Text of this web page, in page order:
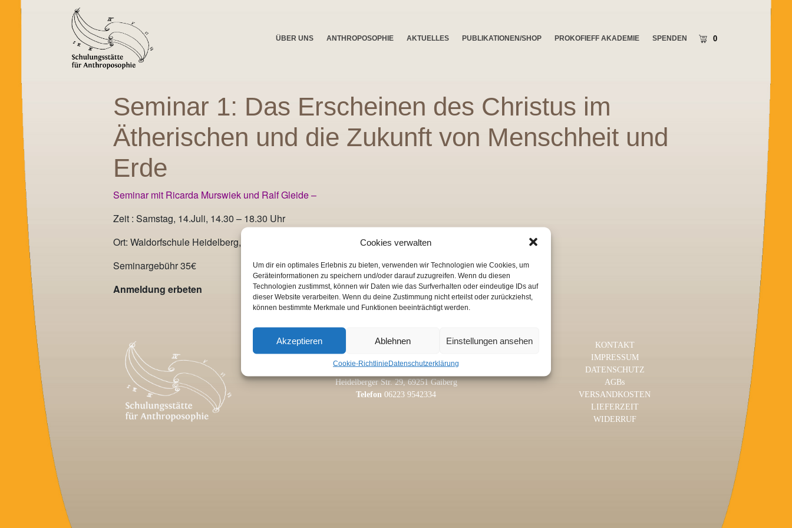
Cookies verwalten
Um dir ein optimales Erlebnis zu bieten, verwenden wir Technologien wie Cookies, um
Geräteinformationen zu speichern und/oder darauf zuzugreifen. Wenn du diesen
Technologien zustimmst, können wir Daten wie das Surfverhalten oder eindeutige IDs auf
dieser Website verarbeiten. Wenn du deine Zustimmung nicht erteilst oder zurückziehst,
können bestimmte Merkmale und Funktionen beeinträchtigt werden.
Akzeptieren Ablehnen Einstellungen ansehen
Cookie-RichtlinieDatenschutzerklärung
ÜBER UNS ANTHROPOSOPHIE AKTUELLES PUBLIKATIONEN/SHOP PROKOFIEFF AKADEMIE SPENDEN 0
Seminar 1: Das Erscheinen des Christus im
Ätherischen und die Zukunft von Menschheit und
Erde
Seminar mit Ricarda Murswiek und Ralf Gleide –
Zeit : Samstag, 14.Juli, 14.30 – 18.30 Uhr
Ort: Waldorfschule Heidelberg, Mittelgewannweg 16, 69123 Heidelberg
Seminargebühr 35€
Anmeldung erbeten
Schulungsstätte für Anthroposophie
Anschrift
Heidelberger Str. 29, 69251 Gaiberg
Telefon 06223 9542334
KONTAKT
IMPRESSUM
DATENSCHUTZ
AGBs
VERSANDKOSTEN
LIEFERZEIT
WIDERRUF